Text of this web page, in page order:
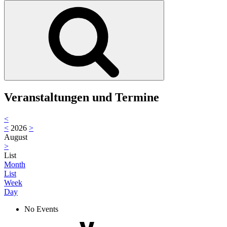
nach:
Veranstaltungen und Termine
<
< 2026 >
August
>
List
Month
List
Week
Day
No Events